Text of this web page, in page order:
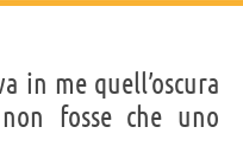
in me quell’oscura
non fosse che uno